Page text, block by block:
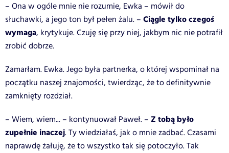
– Ona w ogóle mnie nie rozumie, Ewka – mówił do
słuchawki, a jego ton był pełen żalu. – Ciągle tylko czegoś
wymaga, krytykuje. Czuję się przy niej, jakbym nic nie potrafił
zrobić dobrze.
Zamarłam. Ewka. Jego była partnerka, o której wspominał na
początku naszej znajomości, twierdząc, że to definitywnie
zamknięty rozdział.
– Wiem, wiem... – kontynuował Paweł. – Z tobą było
zupełnie inaczej. Ty wiedziałaś, jak o mnie zadbać. Czasami
naprawdę żałuję, że to wszystko tak się potoczyło. Tak